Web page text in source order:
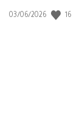
:
Date
03/06/2026 16